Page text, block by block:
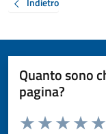
Quanto sono
pagina?
Valuta da 1 a 5 stelle